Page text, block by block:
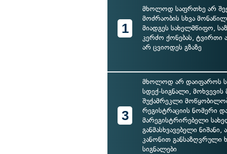
1
მხოლოდ საფრთხე არ
მოძრაობის სხვა
მიადგეს სახელმწიფო,
კერძო ქონებას,
არ ცვიოდეს გზაზე
3
მხოლოდ არ დაიფაროს
სდექ-სიგნალი, მოხვევის
შუქამრეკლი
რეგისტრაციის ნომერი
მარეგისტრირებელი
განმასხვავებელი ნიშანი,
კანონით განსაზღვრული
სიგნალები